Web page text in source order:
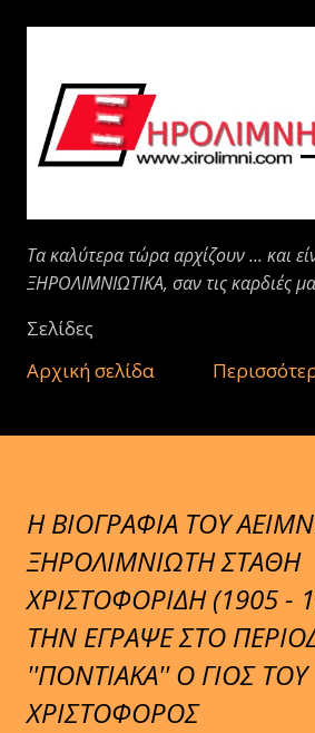
Μετάβαση στο κύριο
Τα καλύτερα τώρα αρχίζουν ... και
ΞΗΡΟΛΙΜΝΙΩΤΙΚΑ, σαν τις καρδιές
Σελίδες
Αρχική σελίδα
Η ΒΙΟΓΡΑΦΙΑ ΤΟΥ
ΞΗΡΟΛΙΜΝΙΩΤΗ ΣΤΑΘΗ
ΧΡΙΣΤΟΦΟΡΙΔΗ (1905 -
ΤΗΝ ΕΓΡΑΨΕ ΣΤΟ
''ΠΟΝΤΙΑΚΑ'' Ο ΓΙΟΣ ΤΟΥ
ΧΡΙΣΤΟΦΟΡΟΣ